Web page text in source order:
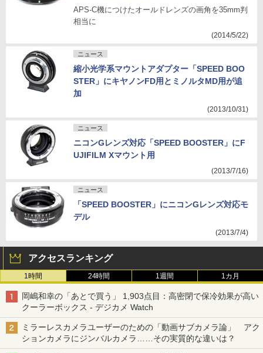
APS-C機につけたオールドレンズの画角を35mm判
相当に
(2014/5/22)
ニュース
縮小光学系マウントアダプター「SPEED BOO
STER」にキヤノンFD用とミノルタMD用が追
加
(2013/10/31)
ニュース
ニコンGレンズ対応「SPEED BOOSTER」にF
UJIFILM Xマウント用
(2013/7/16)
ニュース
「SPEED BOOSTER」にニコンGレンズ対応モ
デル
(2013/7/4)
アクセスランキング
1時間 24時間 1週間 1カ月
岡嶋和幸の「あとで買う」 1,903点目：高密閉で保冷効果が高い
クーラーボックス - デジカメ Watch
ミラーレスカメラユーザーのための「動画サブカメラ論」 アク
ションカメラにジンバルカメラ……その実質的な違いは？